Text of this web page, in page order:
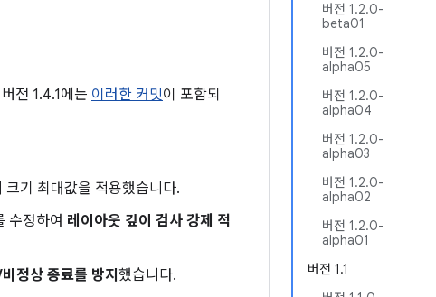
버전 1.2.0-
beta01
버전 1.2.0-
alpha05
버전 1.2.0-
alpha04
버전 1.2.0-
alpha03
버전 1.2.0-
alpha02
버전 1.2.0-
alpha01
버전 1.1
전 1.4.1에는 이러한 커밋이 포함되
크기 최대값을 적용했습니다.
수정하여 레이아웃 깊이 검사 강제 적
정상 종료를 방지 했습니다.